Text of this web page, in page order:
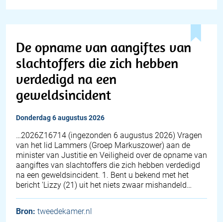
De opname van aangiftes van
slachtoffers die zich hebben
verdedigd na een
geweldsincident
donderdag 6 augustus 2026
… 2026Z16714 (ingezonden 6 augustus 2026) Vragen
van het lid Lammers (Groep Markuszower) aan de
minister van Justitie en Veiligheid over de opname van
aangiftes van slachtoffers die zich hebben verdedigd
na een geweldsincident. 1. Bent u bekend met het
bericht 'Lizzy (21) uit het niets zwaar mishandeld…
Bron: tweedekamer.nl